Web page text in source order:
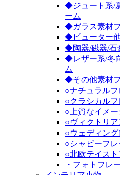
◆ジュート系/
ーム
◆ガラス素材
◆ピューター
◆陶器/磁器/石
◆レザー系/冬
ム
◆その他素材
○ナチュラルフ
○クラシカルフ
○上質なイメ
○ヴィクトリ
○ウェディン
○シャビーフレ
○北欧テイスト
・フォトフレ